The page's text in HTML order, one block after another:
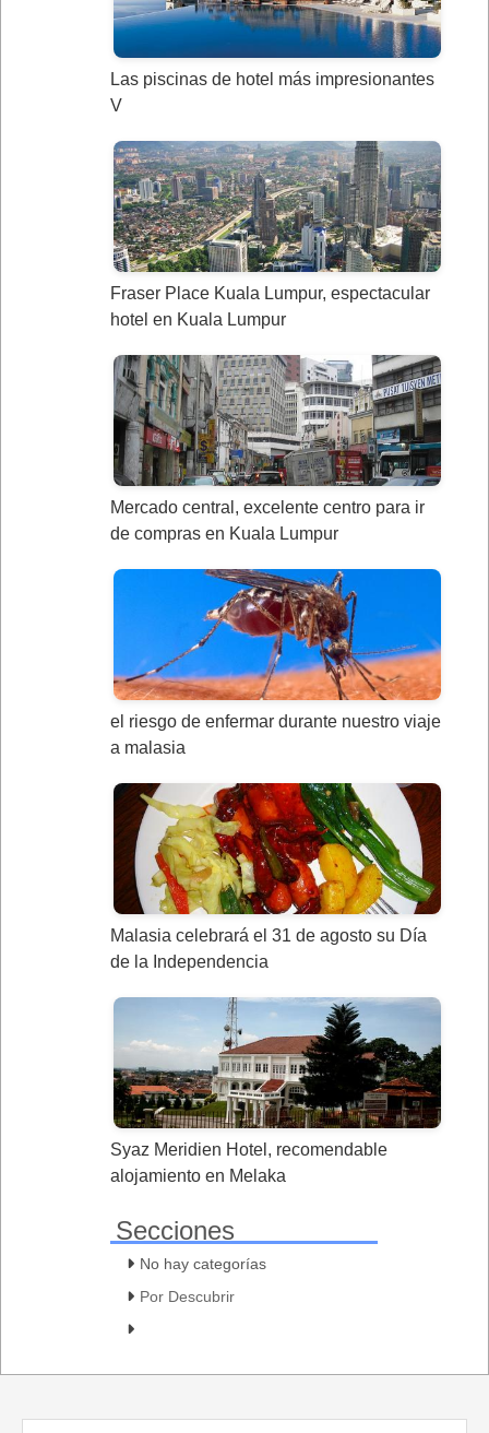
Las piscinas de hotel más impresionantes
V
Fraser Place Kuala Lumpur, espectacular
hotel en Kuala Lumpur
Mercado central, excelente centro para ir
de compras en Kuala Lumpur
el riesgo de enfermar durante nuestro viaje
a malasia
Malasia celebrará el 31 de agosto su Día
de la Independencia
Syaz Meridien Hotel, recomendable
alojamiento en Melaka
Secciones
No hay categorías
Por Descubrir